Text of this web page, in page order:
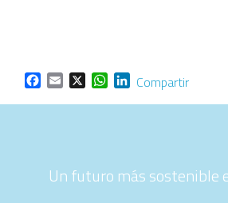
Facebook
EmailX WhatsApp
LinkedIn
Compartir
Un futuro más sostenible